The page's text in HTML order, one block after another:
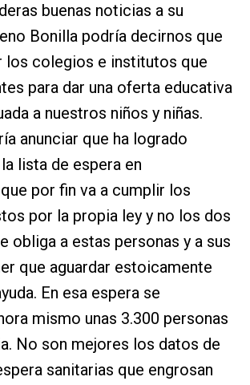
buenas noticias a su
Bonilla podría decirnos que
los colegios e institutos que
para dar una oferta educativa
a nuestros niños y niñas.
anunciar que ha logrado
lista de espera en
por fin va a cumplir los
por la propia ley y no los dos
obliga a estas personas y a sus
que aguardar estoicamente
En esa espera se
mismo unas 3.300 personas
No son mejores los datos de
sanitarias que engrosan